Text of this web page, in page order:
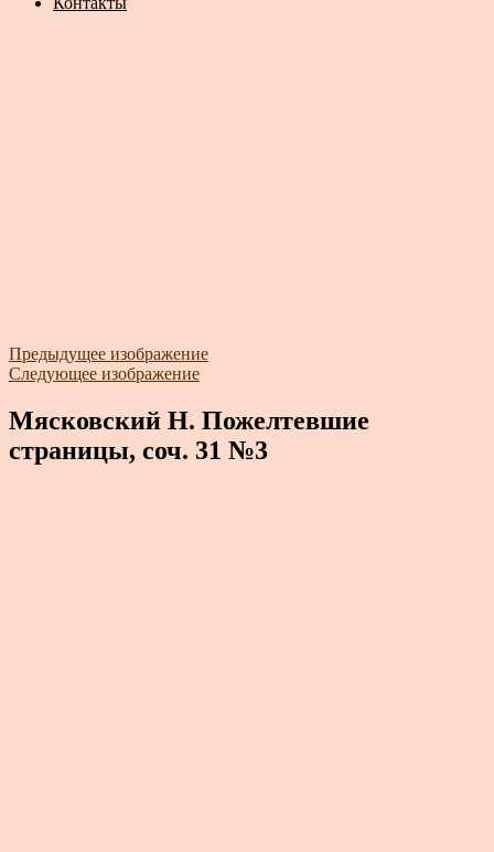
Предыдущее изображение
Следующее изображение
Мясковский Н. Пожелтевшие
страницы, соч. 31 №3